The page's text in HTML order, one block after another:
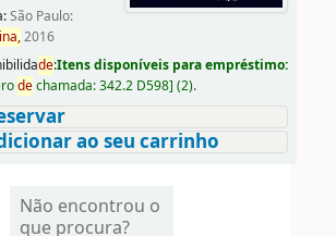
São Paulo:
2016
de:Itens disponíveis para empréstimo:
dechamada:342.2 D598] (2).
ao seu carrinho
Não encontrou o
que procura?